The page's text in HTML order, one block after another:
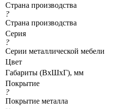
Страна производства
?
Страна производства
Серия
?
Серии металлической мебели
Цвет
Габариты (ВхШхГ), мм
Покрытие
?
Покрытие металла